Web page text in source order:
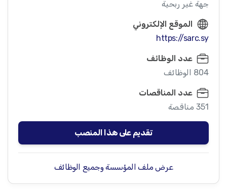
جهة غير ربحية
الموقع الإلكتروني
https://sarc.sy
عدد الوظائف
804 الوظائف
عدد المناقصات
351 مناقصة
تقديم على هذا المنصب
عرض ملف المؤسسة وجميع الوظائف